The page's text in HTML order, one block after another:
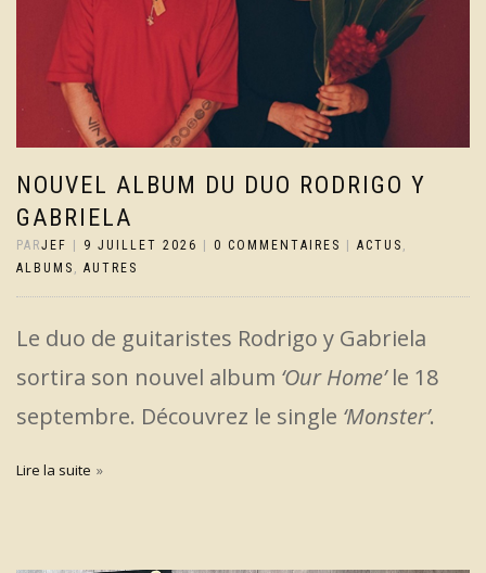
NOUVEL ALBUM DU DUO RODRIGO Y
GABRIELA
PARJEF 9 JUILLET 2026 0 COMMENTAIRES ACTUS ,
ALBUMS , AUTRES
Le duo de guitaristes Rodrigo y Gabriela
sortira son nouvel album ‘Our Home’le 18
septembre. Découvrez le single ‘Monster’.
Lire la suite